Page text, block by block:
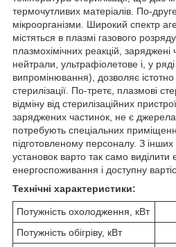
термочутливих матеріалів. По-
мікроорганізми. Широкий спектр
містяться в плазмі газового
плазмохімічних реакцій,
нейтрали, ультрафіолетове і, у
випромінювання), дозволяє
стерилізації. По-третє, плазмові
відміну від стерилізаційних
заряджених частинок, не є
потребують спеціальних
підготовленому персоналу. З
установок варто так само виділити
енергоспоживання і доступну
Технічні характеристики:
Потужність охолодження, кВт
Потужність обігріву, кВт